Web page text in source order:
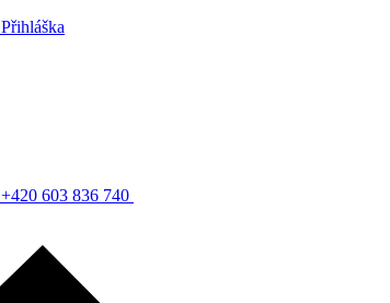
Přihláška
+420 603 836 740